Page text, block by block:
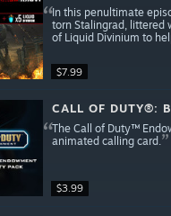
$7.99
In this penultimate
torn Stalingrad, littered
of Liquid Divinium to
$3.99
CALL OF DUTY®:
The Call of Duty™
animated calling card.